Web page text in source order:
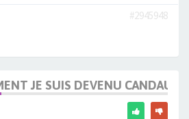
#2945948
JE SUIS DEVENU